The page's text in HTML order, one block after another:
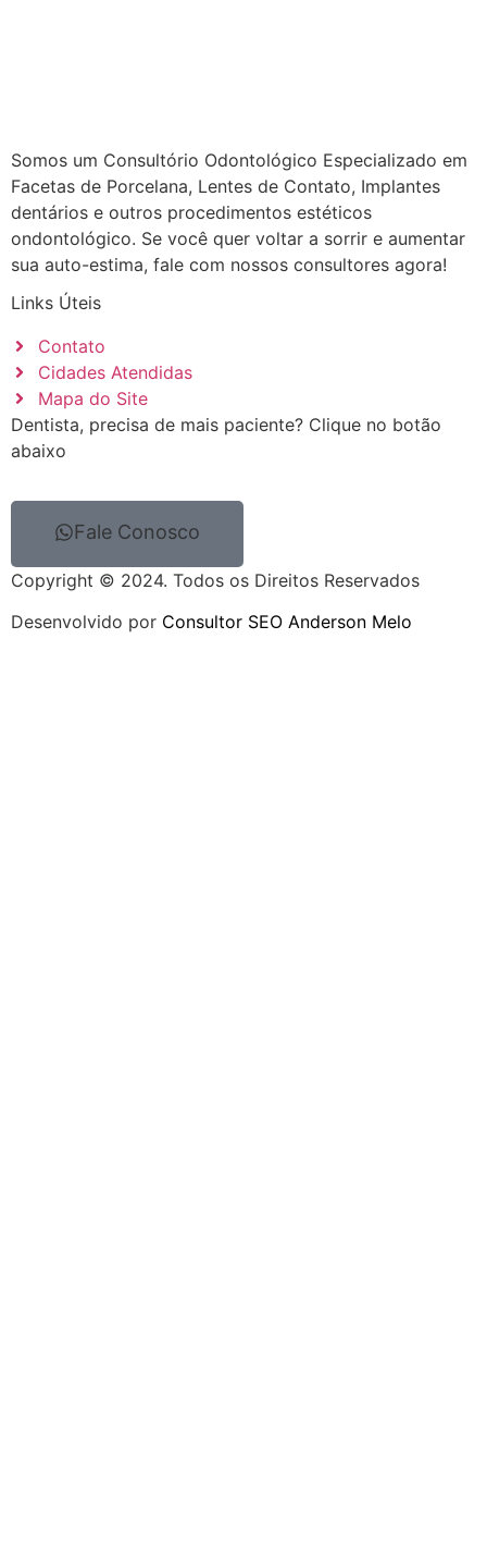
Somos um Consultório Odontológico Especializado em
Facetas de Porcelana, Lentes de Contato, Implantes
dentários e outros procedimentos estéticos
ondontológico. Se você quer voltar a sorrir e aumentar
sua auto-estima, fale com nossos consultores agora!
Links Úteis
Contato
Cidades Atendidas
Mapa do Site
Dentista, precisa de mais paciente? Clique no botão
abaixo
Fale Conosco
Desenvolvido por Consultor SEO Anderson Melo
Copyright © 2024. Todos os Direitos Reservados